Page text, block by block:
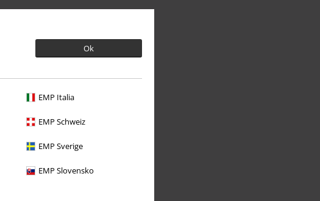
Ok
EMP Italia
EMP Schweiz
EMP Sverige
EMP Slovensko